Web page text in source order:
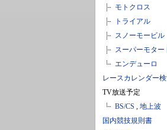
モトクロス
トライアル
スノーモービル
スーパーモター
エンデューロ
レースカレンダー
TV放送予定
BS/CS , 地上波
国内競技規則書